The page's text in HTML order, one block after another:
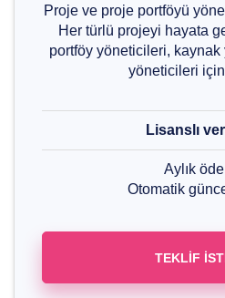
Proje ve proje portföyü
Her türlü projeyi hayata
portföy yöneticileri,
yöneticileri
Lisanslı
Aylık
Otomatik
TEKLIF